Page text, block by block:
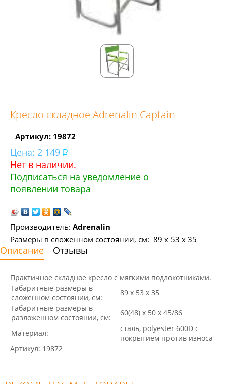
Кресло складное Adrenalin Captain
Артикул: 19872
Цена: 2 149
Нет в наличии.
Подписаться на уведомление о
появлении товара
Производитель: Adrenalin
Размеры в cложенном состоянии, см: 89 х 53 х 35
Описание Отзывы
Практичное складное кресло с мягкими подлокотниками.
Габаритные размеры в
cложенном состоянии, см:
89 х 53 х 35
Габаритные размеры в
разложенном состоянии, см:
60(48) х 50 х 45/86
Материал:
сталь, polyester 600D с
покрытием против износа
Артикул: 19872